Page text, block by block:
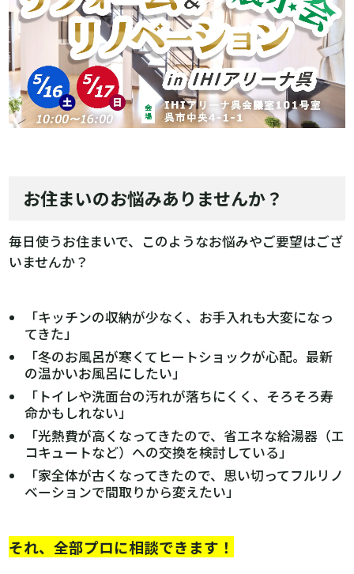
お住まいのお悩みありませんか？
毎日使うお住まいで、このようなお悩みやご要望はござ
いませんか？
「キッチンの収納が少なく、お手入れも大変になっ
てきた」
「冬のお風呂が寒くてヒートショックが心配。最新
の温かいお風呂にしたい」
「トイレや洗面台の汚れが落ちにくく、そろそろ寿
命かもしれない」
「光熱費が高くなってきたので、省エネな給湯器（エ
コキュートなど）への交換を検討している」
「家全体が古くなってきたので、思い切ってフルリノ
ベーションで間取りから変えたい」
それ、全部プロに相談できます！